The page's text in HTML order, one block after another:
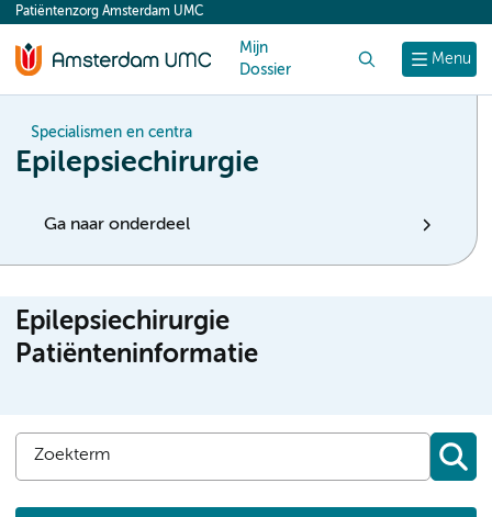
content
Menu
Patiëntenzorg Amsterdam UMC
Mijn
Dossier
Specialismen en centra
Epilepsiechirurgie
Ga naar onderdeel
Epilepsiechirurgie
Patiënteninformatie